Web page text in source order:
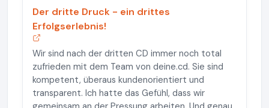
Der dritte Druck - ein drittes
Erfolgserlebnis!
Wir sind nach der dritten CD immer noch total
zufrieden mit dem Team von deine.cd. Sie sind
kompetent, überaus kundenorientiert und
transparent. Ich hatte das Gefühl, dass wir